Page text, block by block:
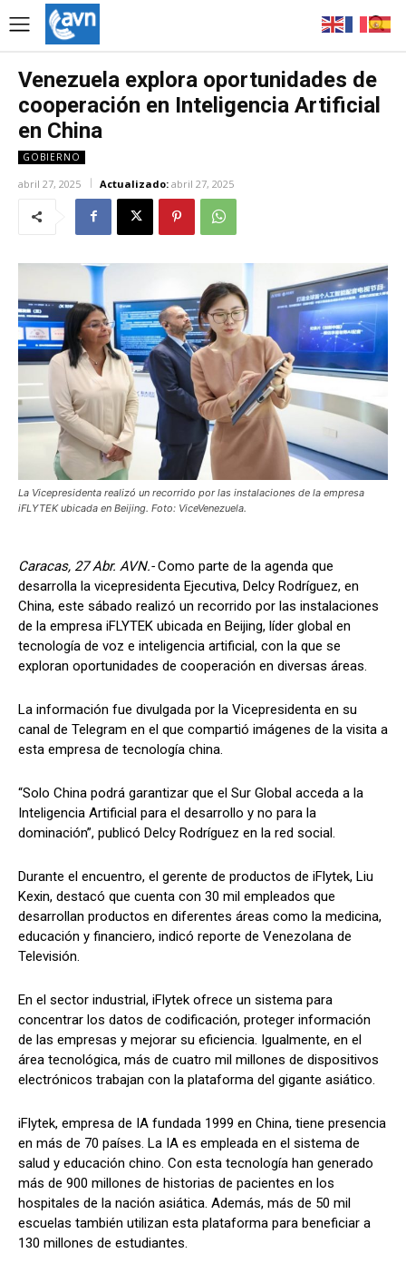
Venezuela explora oportunidades de
cooperación en Inteligencia Artificial
en China
GOBIERNO
abril 27, 2025 Actualizado: abril 27, 2025
La Vicepresidenta realizó un recorrido por las instalaciones de la empresa
iFLYTEK ubicada en Beijing. Foto: ViceVenezuela.
Caracas, 27 Abr. AVN.-Como parte de la agenda que
desarrolla la vicepresidenta Ejecutiva, Delcy Rodríguez, en
China, este sábado realizó un recorrido por las instalaciones
de la empresa iFLYTEK ubicada en Beijing, líder global en
tecnología de voz e inteligencia artificial, con la que se
exploran oportunidades de cooperación en diversas áreas.
La información fue divulgada por la Vicepresidenta en su
canal de Telegram en el que compartió imágenes de la visita a
esta empresa de tecnología china.
“Solo China podrá garantizar que el Sur Global acceda a la
Inteligencia Artificial para el desarrollo y no para la
dominación”, publicó Delcy Rodríguez en la red social.
Durante el encuentro, el gerente de productos de iFlytek, Liu
Kexin, destacó que cuenta con 30 mil empleados que
desarrollan productos en diferentes áreas como la medicina,
educación y financiero, indicó reporte de Venezolana de
Televisión.
En el sector industrial, iFlytek ofrece un sistema para
concentrar los datos de codificación, proteger información
de las empresas y mejorar su eficiencia. Igualmente, en el
área tecnológica, más de cuatro mil millones de dispositivos
electrónicos trabajan con la plataforma del gigante asiático.
iFlytek, empresa de IA fundada 1999 en China, tiene presencia
en más de 70 países. La IA es empleada en el sistema de
salud y educación chino. Con esta tecnología han generado
más de 900 millones de historias de pacientes en los
hospitales de la nación asiática. Además, más de 50 mil
escuelas también utilizan esta plataforma para beneficiar a
130 millones de estudiantes.